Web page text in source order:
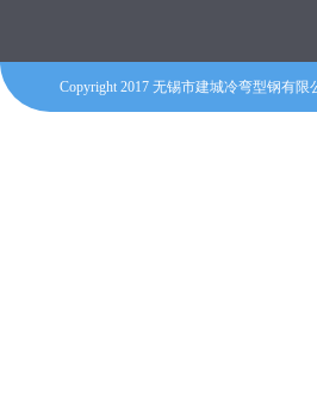
Copyright 2017 无锡市建城冷弯型钢有限